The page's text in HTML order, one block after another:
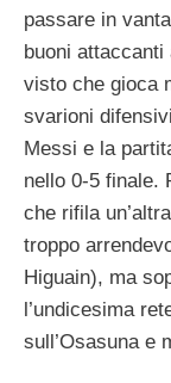
passare in
buoni
visto che gioca
svarioni
Messi e la
nello 0-5 finale.
che rifila
troppo
Higuain), ma
l’undicesima
sull’Osasuna e